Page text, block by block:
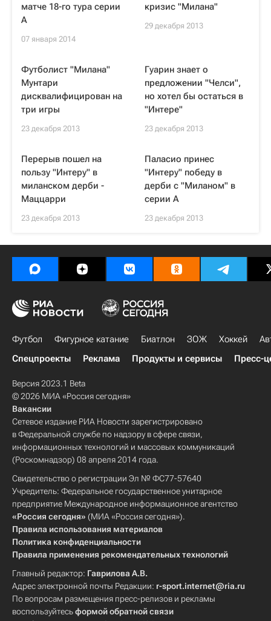
матче 18-го тура серии
А
07 января 2014
кризис "Милана"
29 декабря 2013
Футболист "Милана"
Мунтари
дисквалифицирован на
три игры
23 декабря 2013
Гуарин знает о
предложении "Челси",
но хотел бы остаться в
"Интере"
23 декабря 2013
Перерыв пошел на
пользу "Интеру" в
миланском дерби -
Маццарри
23 декабря 2013
Паласио принес
"Интеру" победу в
дерби с "Миланом" в
серии А
23 декабря 2013
Футбол Фигурное катание Биатлон ЗОЖ Хоккей
Спецпроекты
Реклама Продукты и сервисы Пресс-
Версия 2023.1 Beta
© 2026 МИА «Россия сегодня»
Вакансии
Сетевое издание РИА Новости зарегистрировано
в Федеральной службе по надзору в сфере связи,
информационных технологий и массовых коммуникаций
(Роскомнадзор) 08 апреля 2014 года.
Свидетельство о регистрации Эл № ФС77-57640
Учредитель: Федеральное государственное унитарное
предприятие Международное информационное агентство
«Россия сегодня» (МИА «Россия сегодня»).
Правила использования материалов
Политика конфиденциальности
Правила применения рекомендательных технологий
Главный редактор: Гаврилова А.В.
Адрес электронной почты Редакции: r-sport.internet@ria.ru
По вопросам размещения пресс-релизов и рекламы
воспользуйтесьформой обратной связи